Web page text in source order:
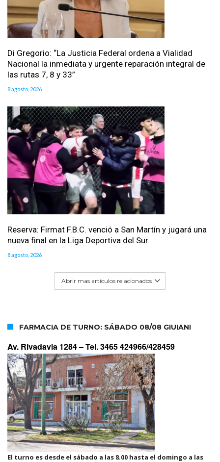
Di Gregorio: “La Justicia Federal ordena a Vialidad
Nacional la inmediata y urgente reparación integral de
las rutas 7, 8 y 33”
8 agosto, 2026
Reserva: Firmat F.B.C. venció a San Martín y jugará una
nueva final en la Liga Deportiva del Sur
8 agosto, 2026
Abrir mas artículos relacionados
FARMACIA DE TURNO: SÁBADO 08/08 GIUIANI
Av. Rivadavia 1284 –Tel. 3465 424966/428459
El turno es desde el sábado a las 8.00 hasta el domingo a las